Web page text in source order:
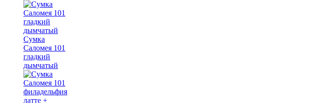
Сумка
Саломея 101
гладкий
дымчатый